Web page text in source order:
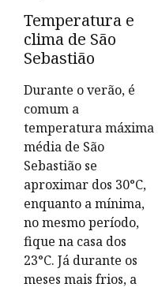
Temperatura e
clima de São
Sebastião
Durante o verão, é
comum a
temperatura máxima
média de São
Sebastião se
aproximar dos 30°C,
enquanto a mínima,
no mesmo período,
fique na casa dos
23°C. Já durante os
meses mais frios, a